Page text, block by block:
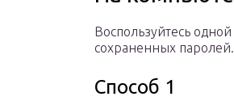
Воспользуйтесь
сохраненных паролей.
Способ 1